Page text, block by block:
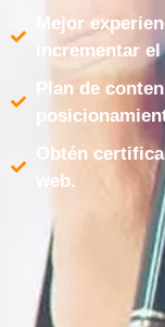
Mejor
incrementar
Plan de
Obtén
web.